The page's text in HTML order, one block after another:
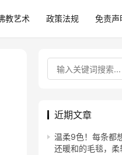
教艺术 政策法规 免责声
近期文章
温柔9色！每条都
还暖和的毛毯，柔